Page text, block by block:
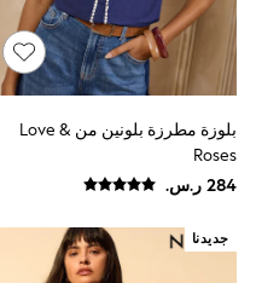
Baker by Ted Baker
Boden
Lipsy
Love & Roses
Monsoon
SCHOOWEAR
All Boys Schoolwear
Trousers
Shorts
بلوزة مطرزة بلونين من Love &
Roses
جديدنا